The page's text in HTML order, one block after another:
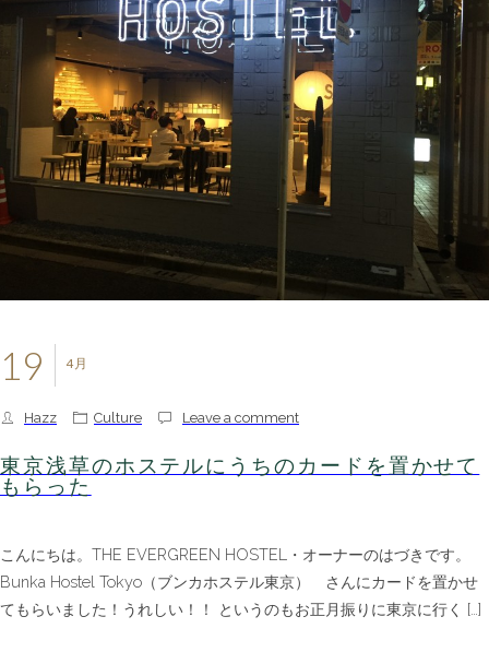
4月
19
Hazz Culture Leave a comment
東京浅草のホステルにうちのカードを置かせて
もらった
こんにちは。THE EVERGREEN HOSTEL・オーナーのはづきです。
Bunka Hostel Tokyo（ブンカホステル東京） さんにカードを置かせ
てもらいました！うれしい！！ というのもお正月振りに東京に行く […]